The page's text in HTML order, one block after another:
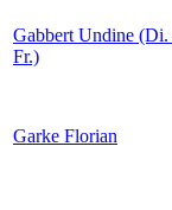
Gabbert Undine (Di.
Fr.)
Garke Florian